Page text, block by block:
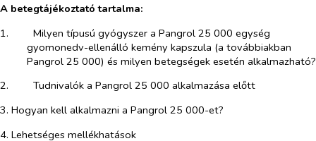
A betegtájékoztató tartalma:
1.​
Milyen típusú gyógyszer a Pangrol 25 000 egység
gyomonedv-ellenálló kemény kapszula (a továbbiakban
Pangrol 25 000) és milyen betegségek esetén alkalmazható?
2.​
Tudnivalók a Pangrol 25 000 alkalmazása előtt
3. Hogyan kell alkalmazni a Pangrol 25 000-et?
4. Lehetséges mellékhatások